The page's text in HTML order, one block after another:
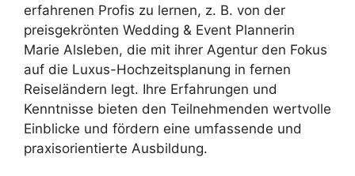
erfahrenen Profis zu lernen, z. B. von der
preisgekrönten Wedding & Event Plannerin
Marie Alsleben, die mit ihrer Agentur den Fokus
auf die Luxus-Hochzeitsplanung in fernen
Reiseländern legt. Ihre Erfahrungen und
Kenntnisse bieten den Teilnehmenden wertvolle
Einblicke und fördern eine umfassende und
praxisorientierte Ausbildung.